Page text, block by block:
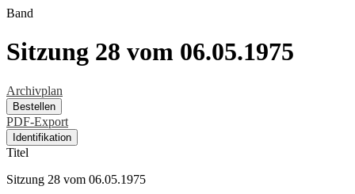
Band
Sitzung 28 vom 06.05.1975
Archivplan
Bestellen
PDF-Export
Identifikation
Titel
Sitzung 28 vom 06.05.1975